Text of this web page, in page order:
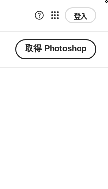
登入
取得 Photoshop